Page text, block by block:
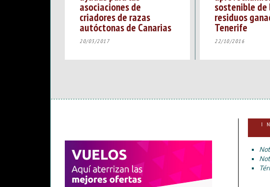
asociaciones de
criadores de razas
autóctonas de Canarias
20/03/2017
sostenible de
residuos
Tenerife
22/10/2016